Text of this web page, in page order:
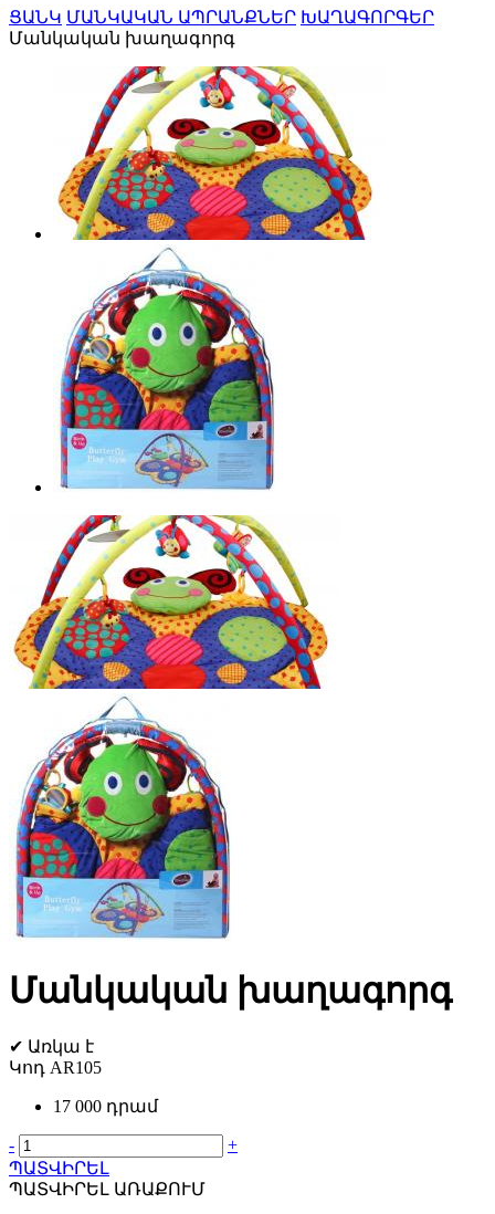
ՑԱՆԿ ՄԱՆԿԱԿԱՆ ԱՊՐԱՆՔՆԵՐ ԽԱՂԱԳՈՐԳԵՐ
Մանկական խաղագորգ
Մանկական խաղագորգ
✔ Առկա է
Կոդ AR105
17 000 դրամ
-
+
ՊԱՏՎԻՐԵԼ
ՊԱՏՎԻՐԵԼ ԱՌԱՔՈՒՄ